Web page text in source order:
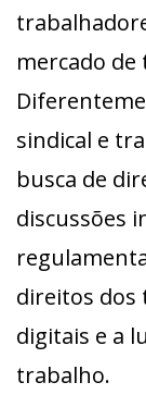
mercado
sindical e
busca de
discussões
direitos dos
digitais e a
trabalho.